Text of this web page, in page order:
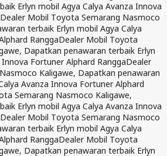
Erlyn mobil Agya Calya Avanza Innova
Dealer Mobil Toyota Semarang Nasmoco
terbaik Erlyn mobil Agya Calya
RanggaDealer Mobil Toyota
Dapatkan penawaran terbaik Erlyn
Fortuner Alphard RanggaDealer
Kaligawe, Dapatkan penawaran
Avanza Innova Fortuner Alphard
Semarang Nasmoco Kaligawe,
Erlyn mobil Agya Calya Avanza Innova
Dealer Mobil Toyota Semarang Nasmoco
terbaik Erlyn mobil Agya Calya
RanggaDealer Mobil Toyota
Dapatkan penawaran terbaik Erlyn